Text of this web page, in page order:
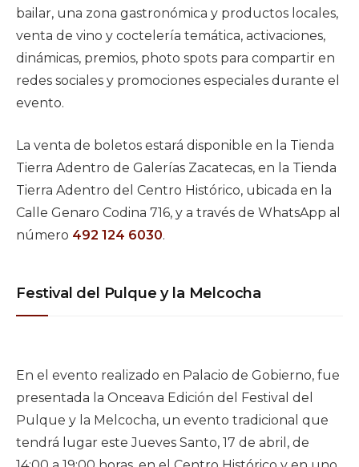
bailar, una zona gastronómica y productos locales,
venta de vino y coctelería temática, activaciones,
dinámicas, premios, photo spots para compartir en
redes sociales y promociones especiales durante el
evento.
La venta de boletos estará disponible en la Tienda
Tierra Adentro de Galerías Zacatecas, en la Tienda
Tierra Adentro del Centro Histórico, ubicada en la
Calle Genaro Codina 716, y a través de WhatsApp al
número 492 124 6030.
Festival del Pulque y la Melcocha
En el evento realizado en Palacio de Gobierno, fue
presentada la Onceava Edición del Festival del
Pulque y la Melcocha, un evento tradicional que
tendrá lugar este Jueves Santo, 17 de abril, de